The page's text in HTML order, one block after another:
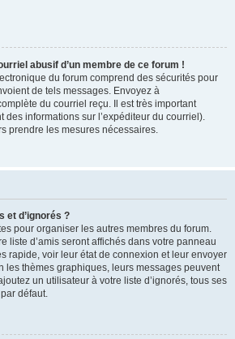
abusif d’un membre de ce forum !
du forum comprend des sécurités pour
de tels messages. Envoyez à
du courriel reçu. Il est très important
des informations sur l’expéditeur du courriel).
prendre les mesures nécessaires.
et d’ignorés ?
pour organiser les autres membres du forum.
liste d’amis seront affichés dans votre panneau
rapide, voir leur état de connexion et leur envoyer
les thèmes graphiques, leurs messages peuvent
un utilisateur à votre liste d’ignorés, tous ses
défaut.